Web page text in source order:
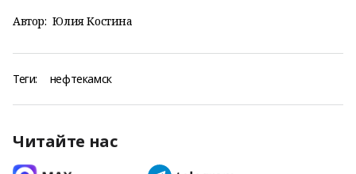
Автор: Юлия Костина
Теги: нефтекамск
Читайте нас